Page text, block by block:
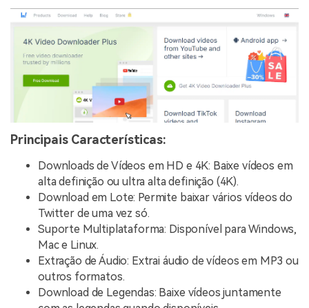
Principais Características:
Downloads de Vídeos em HD e 4K: Baixe vídeos em
alta definição ou ultra alta definição (4K).
Download em Lote: Permite baixar vários vídeos do
Twitter de uma vez só.
Suporte Multiplataforma: Disponível para Windows,
Mac e Linux.
Extração de Áudio: Extrai áudio de vídeos em MP3 ou
outros formatos.
Download de Legendas: Baixe vídeos juntamente